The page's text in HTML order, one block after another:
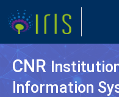
CNR
Information